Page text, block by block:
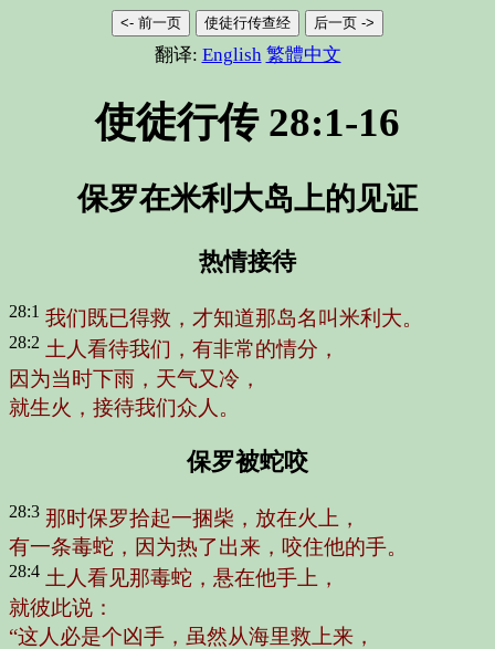
<- 前一页 使徒行传查经 后一页 ->
翻译: English 繁體中文
使徒行传 28:1-16
保罗在米利大岛上的见证
热情接待
28:1 我们既已得救，才知道那岛名叫米利大。
28:2 土人看待我们，有非常的情分，
因为当时下雨，天气又冷，
就生火，接待我们众人。
保罗被蛇咬
28:3 那时保罗拾起一捆柴，放在火上，
有一条毒蛇，因为热了出来，咬住他的手。
28:4 土人看见那毒蛇，悬在他手上，
就彼此说：
“这人必是个凶手，虽然从海里救上来，